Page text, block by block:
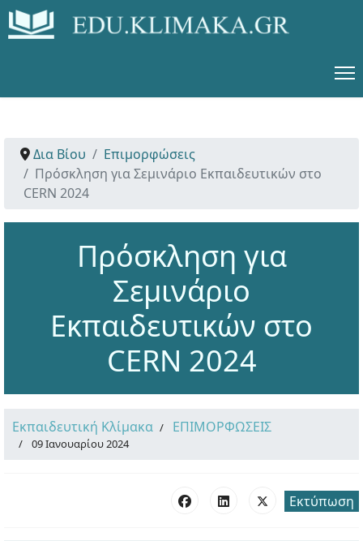
Δια Βίου
Επιμορφώσεις
Πρόσκληση για Σεμινάριο Εκπαιδευτικών στο
CERN 2024
Πρόσκληση για
Σεμινάριο
Εκπαιδευτικών στο
CERN 2024
Εκπαιδευτική Κλίμακα ΕΠΙΜΟΡΦΩΣΕΙΣ
09 Ιανουαρίου 2024
Εκτύπωση